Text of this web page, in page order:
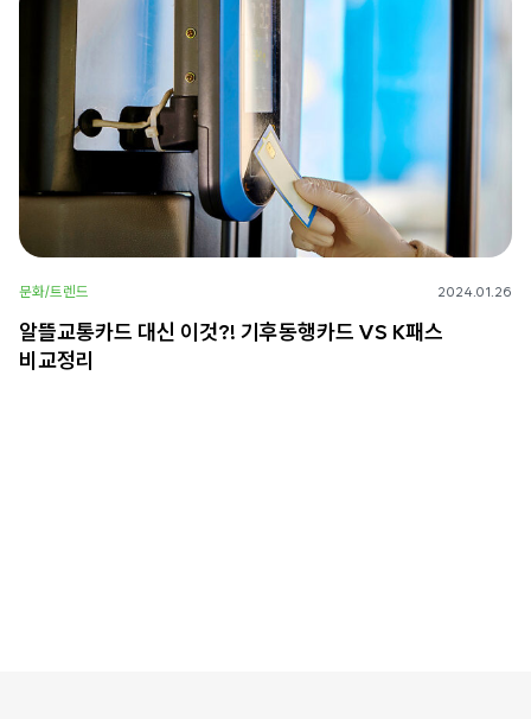
문화/트렌드 2024.01.26
알뜰교통카드 대신 이것?! 기후동행카드 VS K패스
비교정리